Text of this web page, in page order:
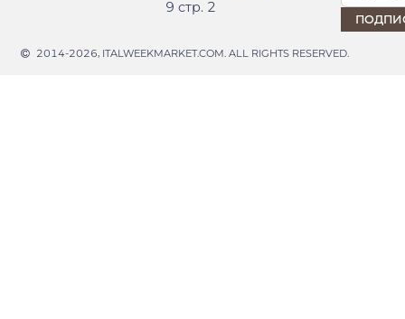
9 стр. 2
2014-2026, ITALWEEKMARKET.COM. ALL RIGHTS RESERVED.